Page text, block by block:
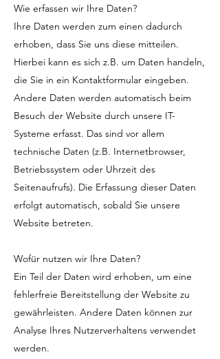
Wie erfassen wir Ihre Daten?
Ihre Daten werden zum einen dadurch
erhoben, dass Sie uns diese mitteilen.
Hierbei kann es sich z.B. um Daten handeln,
die Sie in ein Kontaktformular eingeben.
Andere Daten werden automatisch beim
Besuch der Website durch unsere IT-
Systeme erfasst. Das sind vor allem
technische Daten (z.B. Internetbrowser,
Betriebssystem oder Uhrzeit des
Seitenaufrufs). Die Erfassung dieser Daten
erfolgt automatisch, sobald Sie unsere
Website betreten.
Wofür nutzen wir Ihre Daten?
Ein Teil der Daten wird erhoben, um eine
fehlerfreie Bereitstellung der Website zu
gewährleisten. Andere Daten können zur
Analyse Ihres Nutzerverhaltens verwendet
werden.